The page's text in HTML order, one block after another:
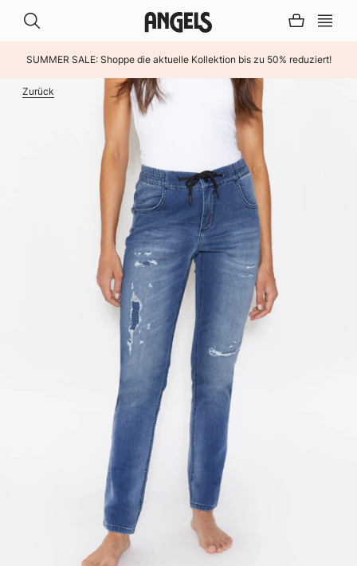
SUMMER SALE: Shoppe die aktuelle Kollektion bis zu 50% reduziert!
Zurück